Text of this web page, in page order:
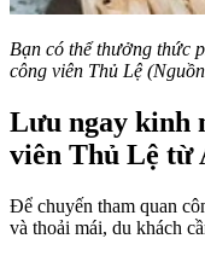
Bạn có thể thưởng thức
công viên Thủ Lệ
Lưu ngay kinh
viên Thủ Lệ từ
Để chuyến tham quan
và thoải mái, du khách